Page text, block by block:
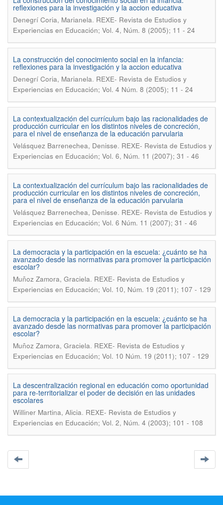
reflexiones para la investigación y la accion educativa
Denegrí Coria, Marianela. REXE- Revista de Estudios y
Experiencias en Educación; Vol. 4, Núm. 8 (2005); 11 - 24
La construcción del conocimiento social en la infancia:
reflexiones para la investigación y la accion educativa
Denegrí Coria, Marianela. REXE- Revista de Estudios y
Experiencias en Educación; Vol. 4 Núm. 8 (2005); 11 - 24
La contextualización del currículum bajo las racionalidades de
producción curricular en los distintos niveles de concreción,
para el nivel de enseñanza de la educación parvularia
Velásquez Barrenechea, Denisse. REXE- Revista de Estudios y
Experiencias en Educación; Vol. 6, Núm. 11 (2007); 31 - 46
La contextualización del currículum bajo las racionalidades de
producción curricular en los distintos niveles de concreción,
para el nivel de enseñanza de la educación parvularia
Velásquez Barrenechea, Denisse. REXE- Revista de Estudios y
Experiencias en Educación; Vol. 6 Núm. 11 (2007); 31 - 46
La democracia y la participación en la escuela: ¿cuánto se ha
avanzado desde las normativas para promover la participación
escolar?
Muñoz Zamora, Graciela. REXE- Revista de Estudios y
Experiencias en Educación; Vol. 10, Núm. 19 (2011); 107 - 129
La democracia y la participación en la escuela: ¿cuánto se ha
avanzado desde las normativas para promover la participación
escolar?
Muñoz Zamora, Graciela. REXE- Revista de Estudios y
Experiencias en Educación; Vol. 10 Núm. 19 (2011); 107 - 129
La descentralización regional en educación como oportunidad
para re-territorializar el poder de decisión en las unidades
escolares
Williner Martina, Alicia. REXE- Revista de Estudios y
Experiencias en Educación; Vol. 2, Núm. 4 (2003); 101 - 108